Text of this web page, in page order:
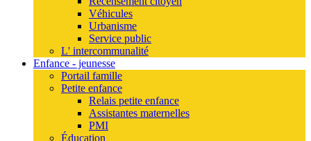
Véhicules
Urbanisme
Service public
L' intercommunalité
Enfance - jeunesse
Portail famille
Petite enfance
Relais petite enfance
Assistantes maternelles
PMI
Éducation